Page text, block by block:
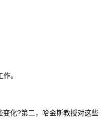
。
化?第二，哈金斯教授对这些